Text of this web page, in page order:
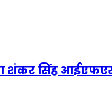
शंकर सिंह